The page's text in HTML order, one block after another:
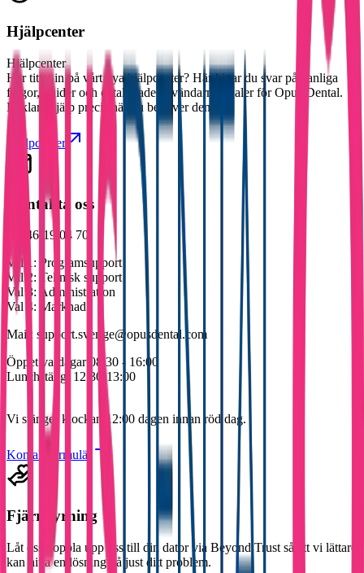
Hjälpcenter
Hjälpcenter
Har tittat in på vårt nya hjälpcenter? Här hittar du svar på vanliga
frågor, guider och detaljerade användarmanualer för Opus Dental.
Enklare hjälp precis när du behöver den.
Hjälpcenter
Kontakta oss
046-19 04 70
Val 1: Programsupport
Val 2: Teknisk support
Val 3:
Administration
Val 4: Marknad
Mail: support.sverige@opusdental.com
Öppet vardagar 08:30 - 16:00
Lunchstängt 12:30-13:00
Vi stänger klockan 12:00 dagen innan röd dag.
Kontaktformulär
Fjärrstyrning
Låt oss koppla upp oss till din dator via Beyond Trust så att vi lättare
kan hitta en lösning på just ditt problem.